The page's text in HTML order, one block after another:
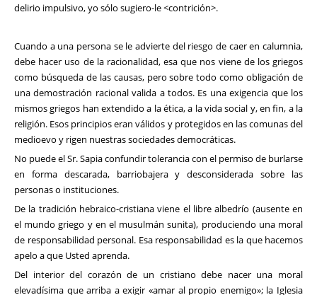
delirio impulsivo, yo sólo sugiero-le <contrición>.
Cuando a una persona se le advierte del riesgo de caer en calumnia,
debe hacer uso de la racionalidad, esa que nos viene de los griegos
como búsqueda de las causas, pero sobre todo como obligación de
una demostración racional valida a todos. Es una exigencia que los
mismos griegos han extendido a la ética, a la vida social y, en fin, a la
religión. Esos principios eran válidos y protegidos en las comunas del
medioevo y rigen nuestras sociedades democráticas.
No puede el Sr. Sapia confundir tolerancia con el permiso de burlarse
en forma descarada, barriobajera y desconsiderada sobre las
personas o instituciones.
De la tradición hebraico-cristiana viene el libre albedrío (ausente en
el mundo griego y en el musulmán sunita), produciendo una moral
de responsabilidad personal. Esa responsabilidad es la que hacemos
apelo a que Usted aprenda.
Del interior del corazón de un cristiano debe nacer una moral
elevadísima que arriba a exigir «amar al propio enemigo»; la Iglesia